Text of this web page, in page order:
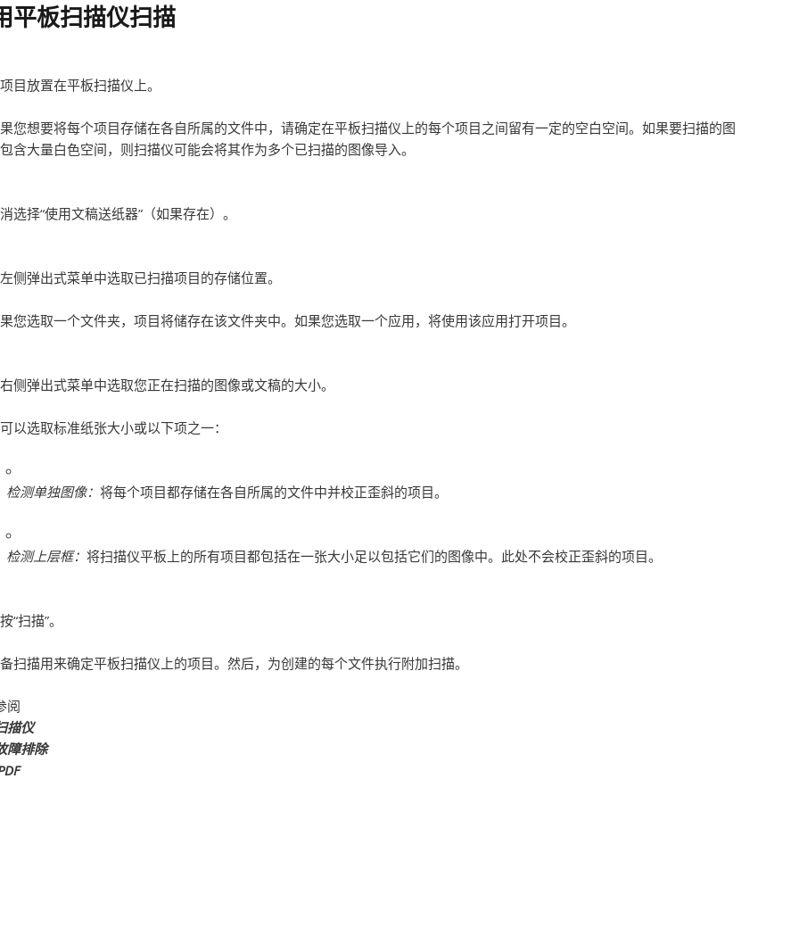
平板扫描仪扫描
目放置在平板扫描仪上。
您想要将每个项目存储在各自所属的文件中，请确定在平板扫描仪上的每个项目之间留有一定的空白空间。如果要扫描的图
含大量白色空间，则扫描仪可能会将其作为多个已扫描的图像导入。
选择“使用文稿送纸器”（如果存在）。
侧弹出式菜单中选取已扫描项目的存储位置。
您选取一个文件夹，项目将储存在该文件夹中。如果您选取一个应用，将使用该应用打开项目。
侧弹出式菜单中选取您正在扫描的图像或文稿的大小。
以选取标准纸张大小或以下项之一：
检测单独图像： 将每个项目都存储在各自所属的文件中并校正歪斜的项目。
检测上层框： 将扫描仪平板上的所有项目都包括在一张大小足以包括它们的图像中。此处不会校正歪斜的项目。
“扫描”。
扫描用来确定平板扫描仪上的项目。然后，为创建的每个文件执行附加扫描。
阅
描仪
障排除